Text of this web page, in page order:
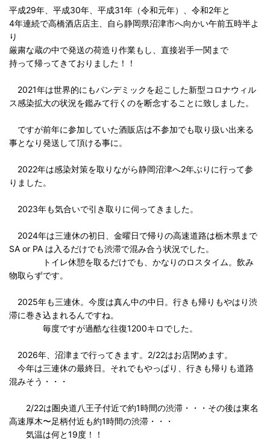
平成29年、平成30年、平成31年（令和元年）、令和2年と
4年連続で高橋酒店店主、自ら静岡県沼津市へ向かい午前五時半よ
り
厳粛な蔵の中で発送の荷造り作業もし、直接岩手一関まで
持って帰ってきておりました！！
2021年は世界的にもパンデミックを起こした新型コロナウィル
ス感染拡大の状況を鑑みて行くのを断念することに致しました。
ですが前年に参加していた酒販店は不参加でも取り扱い出来る
事となり発送して頂ける事に。
2022年は感染対策を取りながら静岡沼津へ2年ぶりに行って参
りました。
2023年も気合いで引き取りに伺ってきました。
2024年は三連休の初日、金曜日で帰りの高速道路は栃木県まで
SA or PA は入るだけでも渋滞で混み合う状況でした。
トイレ休憩を取るだけでも、かなりのロスタイム。飲み
物取らずです。
2025年も三連休。今度は真ん中の中日。行きも帰りもやはり渋
滞に巻き込まれるんですね。
毎度ですが過酷な往復1200キロでした。
2026年、沼津まで行ってきます。2/22はお店閉めます。
今年は三連休の最終日。それでもやっぱり、行きも帰りも道路
混みそう・・・
2/22は圏央道八王子付近で約1時間の渋滞・・・その後は東名
高速厚木〜足柄付近も約1時間の渋滞・・・
気温は何と19度！！